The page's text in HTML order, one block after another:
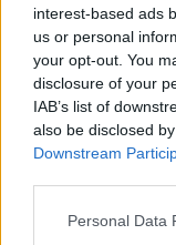
interest-based ads
us or personal
your opt-out. You
disclosure of your
IAB’s list of
also be disclosed
Downstream
Please note that
Personal Data
És ehhez persze
lehetett volna
rosszabb
pszichotriller lett
Portman viszont
szándékozott
És ezt a
mert hatalmas